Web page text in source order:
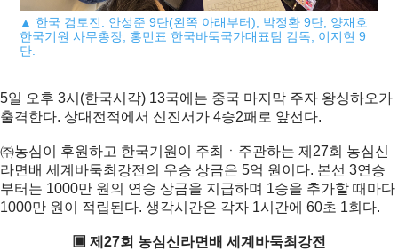
▲ 한국 검토진. 안성준 9단(왼쪽 아래부터), 박정환 9단, 양재호
한국기원 사무총장, 홍민표 한국바둑국가대표팀 감독, 이지현 9
단.
5일 오후 3시(한국시각) 13국에는 중국 마지막 주자 왕싱하오가
출격한다. 상대전적에서 신진서가 4승2패로 앞선다.
㈜농심이 후원하고 한국기원이 주최ㆍ주관하는 제27회 농심신
라면배 세계바둑최강전의 우승 상금은 5억 원이다. 본선 3연승
부터는 1000만 원의 연승 상금을 지급하며 1승을 추가할 때마다
1000만 원이 적립된다. 생각시간은 각자 1시간에 60초 1회다.
▣ 제27회 농심신라면배 세계바둑최강전